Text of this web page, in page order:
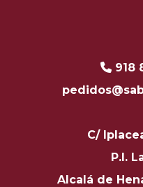
918
C/
P.I.
Alcalá de